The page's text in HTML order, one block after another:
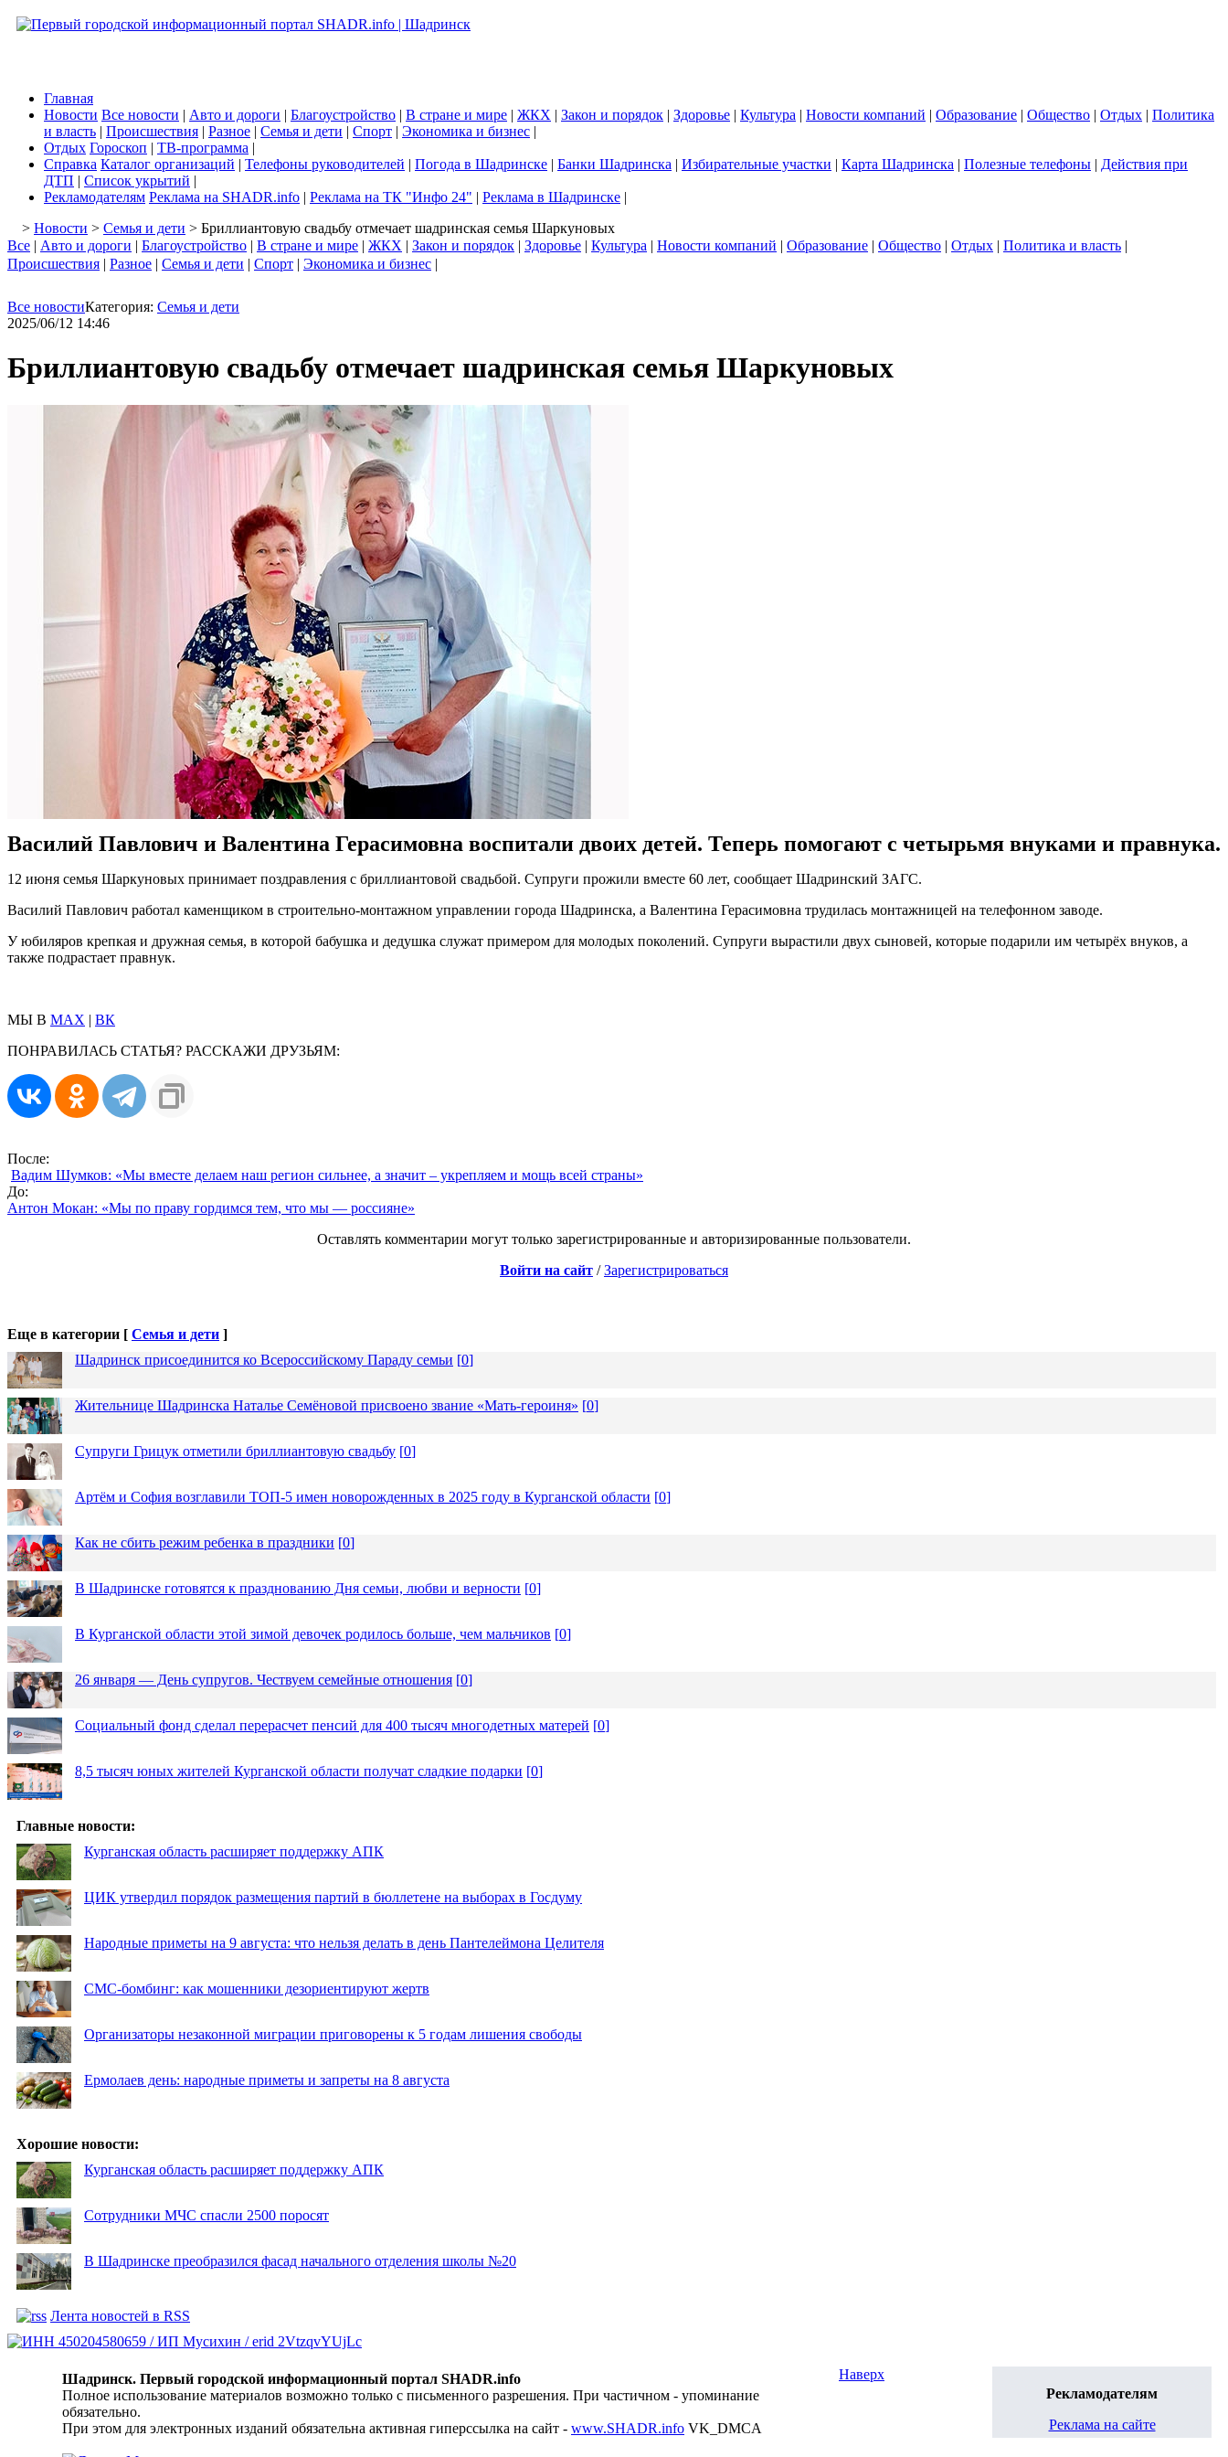
Главная
Новости Все новости | Авто и дороги | Благоустройство | В стране и мире | ЖКХ | Закон и порядок | Здоровье | Культура | Новости компаний | Образование | Общество | Отдых | Политика
и власть | Происшествия | Разное | Семья и дети | Спорт | Экономика и бизнес |
Отдых Гороскоп | ТВ-программа |
Справка Каталог организаций | Телефоны руководителей | Погода в Шадринске | Банки Шадринска | Избирательные участки | Карта Шадринска | Полезные телефоны | Действия при
ДТП | Список укрытий |
Рекламодателям Реклама на SHADR.info | Реклама на ТК "Инфо 24" | Реклама в Шадринске |
> Новости > Семья и дети > Бриллиантовую свадьбу отмечает шадринская семья Шаркуновых
Все | Авто и дороги | Благоустройство | В стране и мире | ЖКХ | Закон и порядок | Здоровье | Культура | Новости компаний | Образование | Общество | Отдых | Политика и власть |
Происшествия | Разное | Семья и дети | Спорт | Экономика и бизнес |
Все новостиКатегория: Семья и дети
2025/06/12 14:46
Бриллиантовую свадьбу отмечает шадринская семья Шаркуновых
Василий Павлович и Валентина Герасимовна воспитали двоих детей. Теперь помогают с четырьмя внуками и правнука.
12 июня семья Шаркуновых принимает поздравления с бриллиантовой свадьбой. Супруги прожили вместе 60 лет, сообщает Шадринский ЗАГС.
Василий Павлович работал каменщиком в строительно-монтажном управлении города Шадринска, а Валентина Герасимовна трудилась монтажницей на телефонном заводе.
У юбиляров крепкая и дружная семья, в которой бабушка и дедушка служат примером для молодых поколений. Супруги вырастили двух сыновей, которые подарили им четырёх внуков, а
также подрастает правнук.
МЫ В MAX | ВК
ПОНРАВИЛАСЬ СТАТЬЯ? РАССКАЖИ ДРУЗЬЯМ:
После:
Вадим Шумков: «Мы вместе делаем наш регион сильнее, а значит – укрепляем и мощь всей страны»
До:
Антон Мокан: «Мы по праву гордимся тем, что мы — россияне»
Оставлять комментарии могут только зарегистрированные и авторизированные пользователи.
Войти на сайт /Зарегистрироваться
Еще в категории [ Семья и дети ]
Шадринск присоединится ко Всероссийскому Параду семьи [0]
Жительнице Шадринска Наталье Семёновой присвоено звание «Мать-героиня» [0]
Супруги Грицук отметили бриллиантовую свадьбу [0]
Артём и София возглавили ТОП-5 имен новорожденных в 2025 году в Курганской области [0]
Как не сбить режим ребенка в праздники [0]
В Шадринске готовятся к празднованию Дня семьи, любви и верности [0]
В Курганской области этой зимой девочек родилось больше, чем мальчиков [0]
26 января — День супругов. Чествуем семейные отношения [0]
Социальный фонд сделал перерасчет пенсий для 400 тысяч многодетных матерей [0]
8,5 тысяч юных жителей Курганской области получат сладкие подарки [0]
Главные новости:
Курганская область расширяет поддержку АПК
ЦИК утвердил порядок размещения партий в бюллетене на выборах в Госдуму
Народные приметы на 9 августа: что нельзя делать в день Пантелеймона Целителя
СМС-бомбинг: как мошенники дезориентируют жертв
Организаторы незаконной миграции приговорены к 5 годам лишения свободы
Ермолаев день: народные приметы и запреты на 8 августа
Хорошие новости:
Курганская область расширяет поддержку АПК
Сотрудники МЧС спасли 2500 поросят
В Шадринске преобразился фасад начального отделения школы №20
Лента новостей в RSS
Шадринск. Первый городской информационный портал SHADR.info
Полное использование материалов возможно только с письменного разрешения. При частичном - упоминание
обязательно.
При этом для электронных изданий обязательна активная гиперссылка на сайт - www.SHADR.info VK_DMCA
Рекламодателям
Реклама на сайте
Наверх